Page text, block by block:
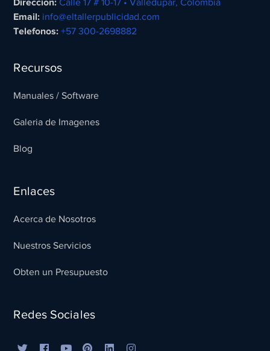
Direccion: Calle 17 # 10-17 • Valledupar, Colombia
Email: info@eltallerpublicidad.com
Telefonos: +57 300-2698882
Recursos
Manuales / Software
Galeria de Imagenes
Blog
Enlaces
Acerca de Nosotros
Nuestros Servicios
Obten un Presupuesto
Redes Sociales